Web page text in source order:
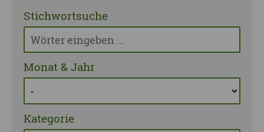
Stichwortsuche
Monat & Jahr
Kategorie